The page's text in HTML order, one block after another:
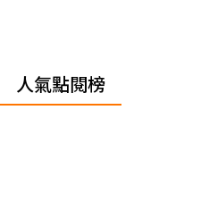
人氣點閱榜